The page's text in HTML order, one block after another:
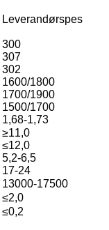
Leverandørspes
300
307
302
1600/1800
1700/1900
1500/1700
1,68-1,73
≥11,0
≤12,0
5,2-6,5
17-24
13000-17500
≤2,0
≤0,2